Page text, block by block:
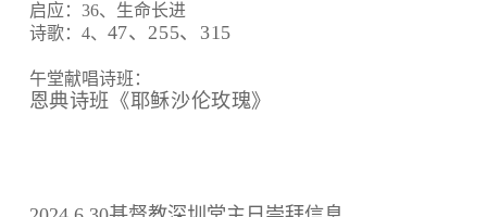
启应：36、生命长进
诗歌：4、 47、255、315
午堂献唱诗班：
恩典诗班《耶稣沙伦玫瑰》